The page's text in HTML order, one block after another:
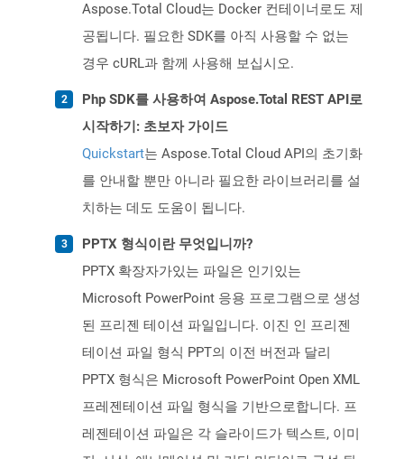
Aspose.Total Cloud는 Docker 컨테이너로도 제
공됩니다. 필요한 SDK를 아직 사용할 수 없는
경우 cURL과 함께 사용해 보십시오.
Php SDK를 사용하여 Aspose.Total REST API로
시작하기: 초보자 가이드
Quickstart는 Aspose.Total Cloud API의 초기화
를 안내할 뿐만 아니라 필요한 라이브러리를 설
치하는 데도 도움이 됩니다.
PPTX 형식이란 무엇입니까?
PPTX 확장자가있는 파일은 인기있는
Microsoft PowerPoint 응용 프로그램으로 생성
된 프리젠 테이션 파일입니다. 이진 인 프리젠
테이션 파일 형식 PPT의 이전 버전과 달리
PPTX 형식은 Microsoft PowerPoint Open XML
프레젠테이션 파일 형식을 기반으로합니다. 프
레젠테이션 파일은 각 슬라이드가 텍스트, 이미